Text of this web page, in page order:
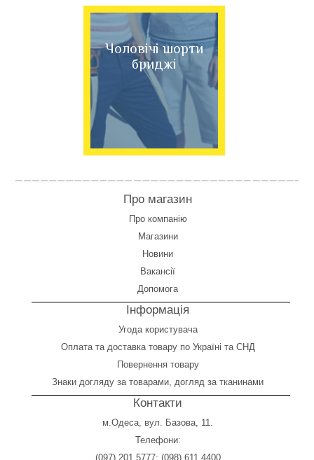
Чоловічі шорти
бриджі
Про магазин
Про компанію
Магазини
Новини
Вакансії
Допомога
Інформація
Угода користувача
Оплата та доставка товару по Україні та СНД
Повернення товару
Знаки догляду за товарами, догляд за тканинами
Контакти
м.Одеса, вул. Базова, 11.
Телефони:
(097) 201 5777; (098) 611 4400